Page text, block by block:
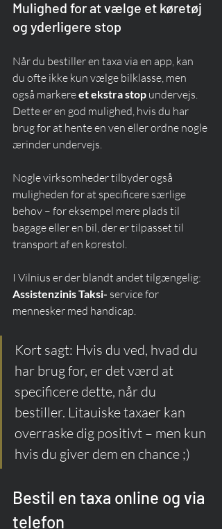
Mulighed for at vælge et køretøj
og yderligere stop
Når du bestiller en taxa via en app, kan
du ofte ikke kun vælge bilklasse, men
også markere et ekstra stop undervejs.
Dette er en god mulighed, hvis du har
brug for at hente en ven eller ordne nogle
ærinder undervejs.
Nogle virksomheder tilbyder også
muligheden for at specificere særlige
behov – for eksempel mere plads til
bagage eller en bil, der er tilpasset til
transport af en kørestol.
I Vilnius er der blandt andet tilgængelig:
Assistenzinis Taksi- service for
mennesker med handicap.
Kort sagt: Hvis du ved, hvad du
har brug for, er det værd at
specificere dette, når du
bestiller. Litauiske taxaer kan
overraske dig positivt – men kun
hvis du giver dem en chance ;)
Bestil en taxa online og via
telefon